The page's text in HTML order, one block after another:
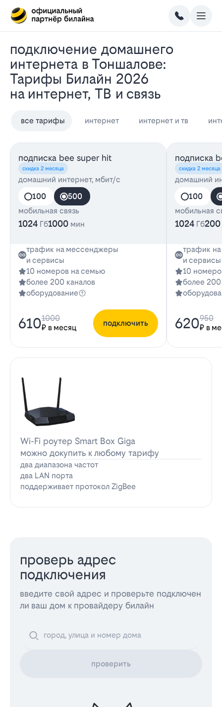
Подключение домашнего
интернета в Тоншалове:
Тарифы Билайн 2026
на интернет, ТВ и связь
все тарифы интернет интернет и тв
подписка bee super hit
скидка 2 месяца
домашний интернет, мбит/с
100
500
мобильная связь
1024 Гб1000 мин
трафик на мессенджеры
и сервисы
10 номеров на семью
более 200 каналов
оборудование
610₽ в месяц
1000
подключить
подписка
скидка 2 месяца
домашний
100
мобильная
1024 Гб200
трафик
и сервисы
10
более 200
620₽ в
950
Wi-Fi роутер Smart Box Giga
можно докупить к любому тарифу
два диапазона частот
два LAN порта
поддерживает протокол ZigBee
проверь адрес
подключения
введите свой адрес и проверьте подключен
ли ваш дом к провайдеру билайн
проверить